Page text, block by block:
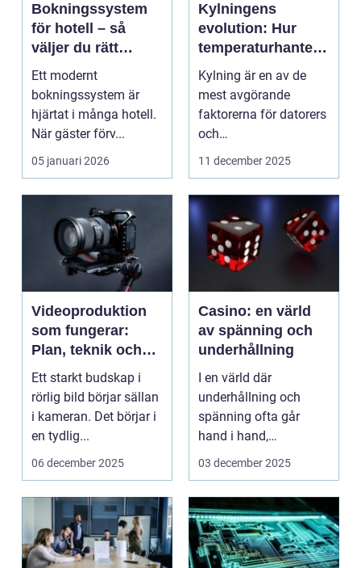
Bokningssystem
för hotell – så
väljer du rätt
lösning för en
modern
hotellvardag
Ett modernt
bokningssystem är
hjärtat i många hotell.
När gäster förv...
05 januari 2026
Kylningens
evolution: Hur
temperaturhanteri
ng formar
prestanda och
design
Kylning är en av de
mest avgörande
faktorerna för datorers
och
elektronikkomponenter
11 december 2025
Videoproduktion
som fungerar:
Plan, teknik och
leverans
Ett starkt budskap i
rörlig bild börjar sällan
i kameran. Det börjar i
en tydlig...
06 december 2025
Casino: en värld
av spänning och
underhållning
I en värld där
underhållning och
spänning ofta går
hand i hand,
framst&ar...
03 december 2025